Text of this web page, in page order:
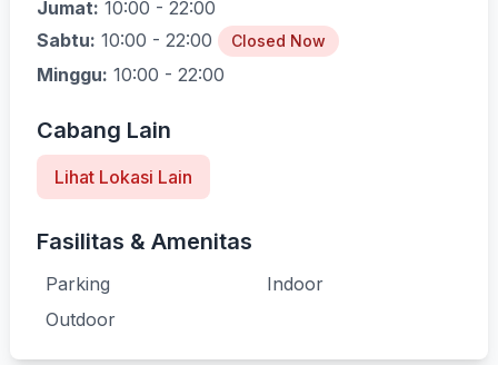
Jumat: 10:00 - 22:00
Sabtu: 10:00 - 22:00 Closed Now
Minggu: 10:00 - 22:00
Cabang Lain
Lihat Lokasi Lain
Fasilitas & Amenitas
Parking
Indoor
Outdoor